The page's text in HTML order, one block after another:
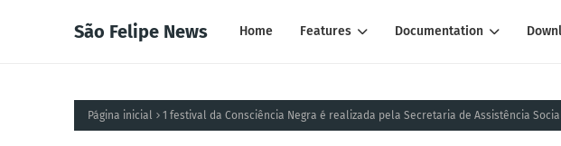
São Felipe News Home Features Documentation
Página inicial 1 festival da Consciência Negra é realizada pela Secretaria de Assistência